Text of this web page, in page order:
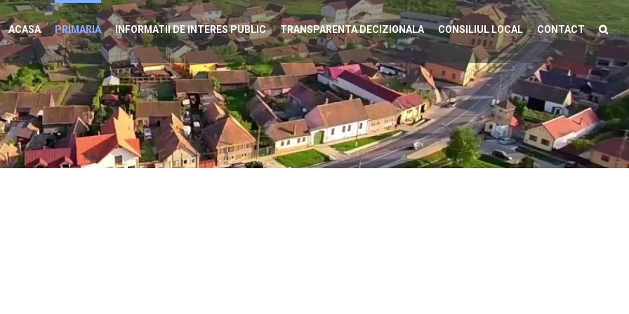
ACASA PRIMARIA INFORMATII DE INTERES PUBLIC TRANSPARENTA DECIZIONALA CONSILIUL LOCAL CONTACT